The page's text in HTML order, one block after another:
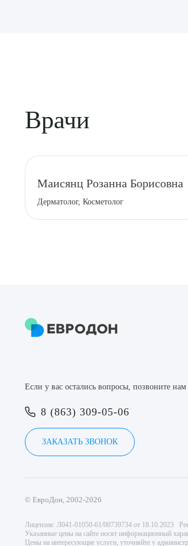
Врачи
Маисянц Розанна Борисовна
Дерматолог, Косметолог
Если у вас остались вопросы, позвоните нам
8 (863) 309-05-06
ЗАКАЗАТЬ ЗВОНОК
© ЕвроДон, 2002-2026
Лицензия: Л041-01050-61/00739734 от 18.10.2023
Указанные цены на сайте носят информационный
Цены на интересующие услуги, уточняйте у